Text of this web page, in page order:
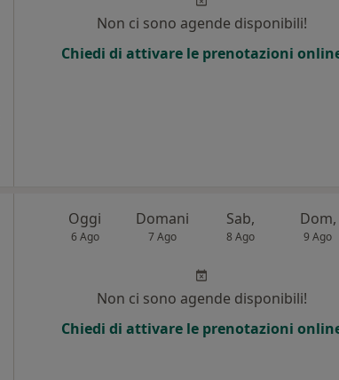
Non ci sono agende disponibili!
Chiedi di attivare le prenotazioni
Oggi
6 Ago
Domani
7 Ago
Sab,
8 Ago
Dom,
9 Ago
Non ci sono agende disponibili!
Chiedi di attivare le prenotazioni